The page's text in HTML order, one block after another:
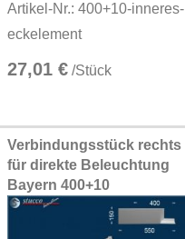
Artikel-Nr.: 400+10-inneres-
eckelement
27,01 € /Stück
Verbindungsstück rechts
für direkte Beleuchtung
Bayern 400+10